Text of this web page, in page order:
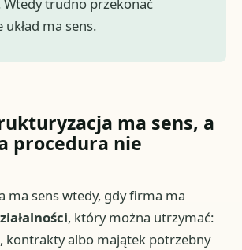
trudno przekonać
układ ma sens.
ma sens, a
procedura nie
ma sens wtedy, gdy firma ma
, który można utrzymać:
kontrakty albo majątek potrzebny